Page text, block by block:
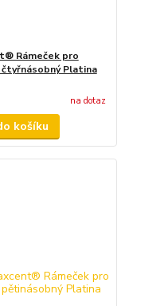
Rámeček pro
Platina
na dotaz
košíku